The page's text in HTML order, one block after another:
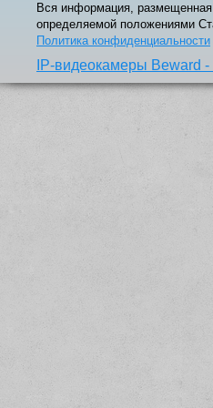
Вся информация, размещенная
определяемой положениями
Политика конфиденциальности
IP-видеокамеры Beward